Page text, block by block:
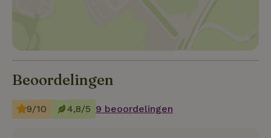
Beoordelingen
9/10 4,8/5 9 beoordelingen